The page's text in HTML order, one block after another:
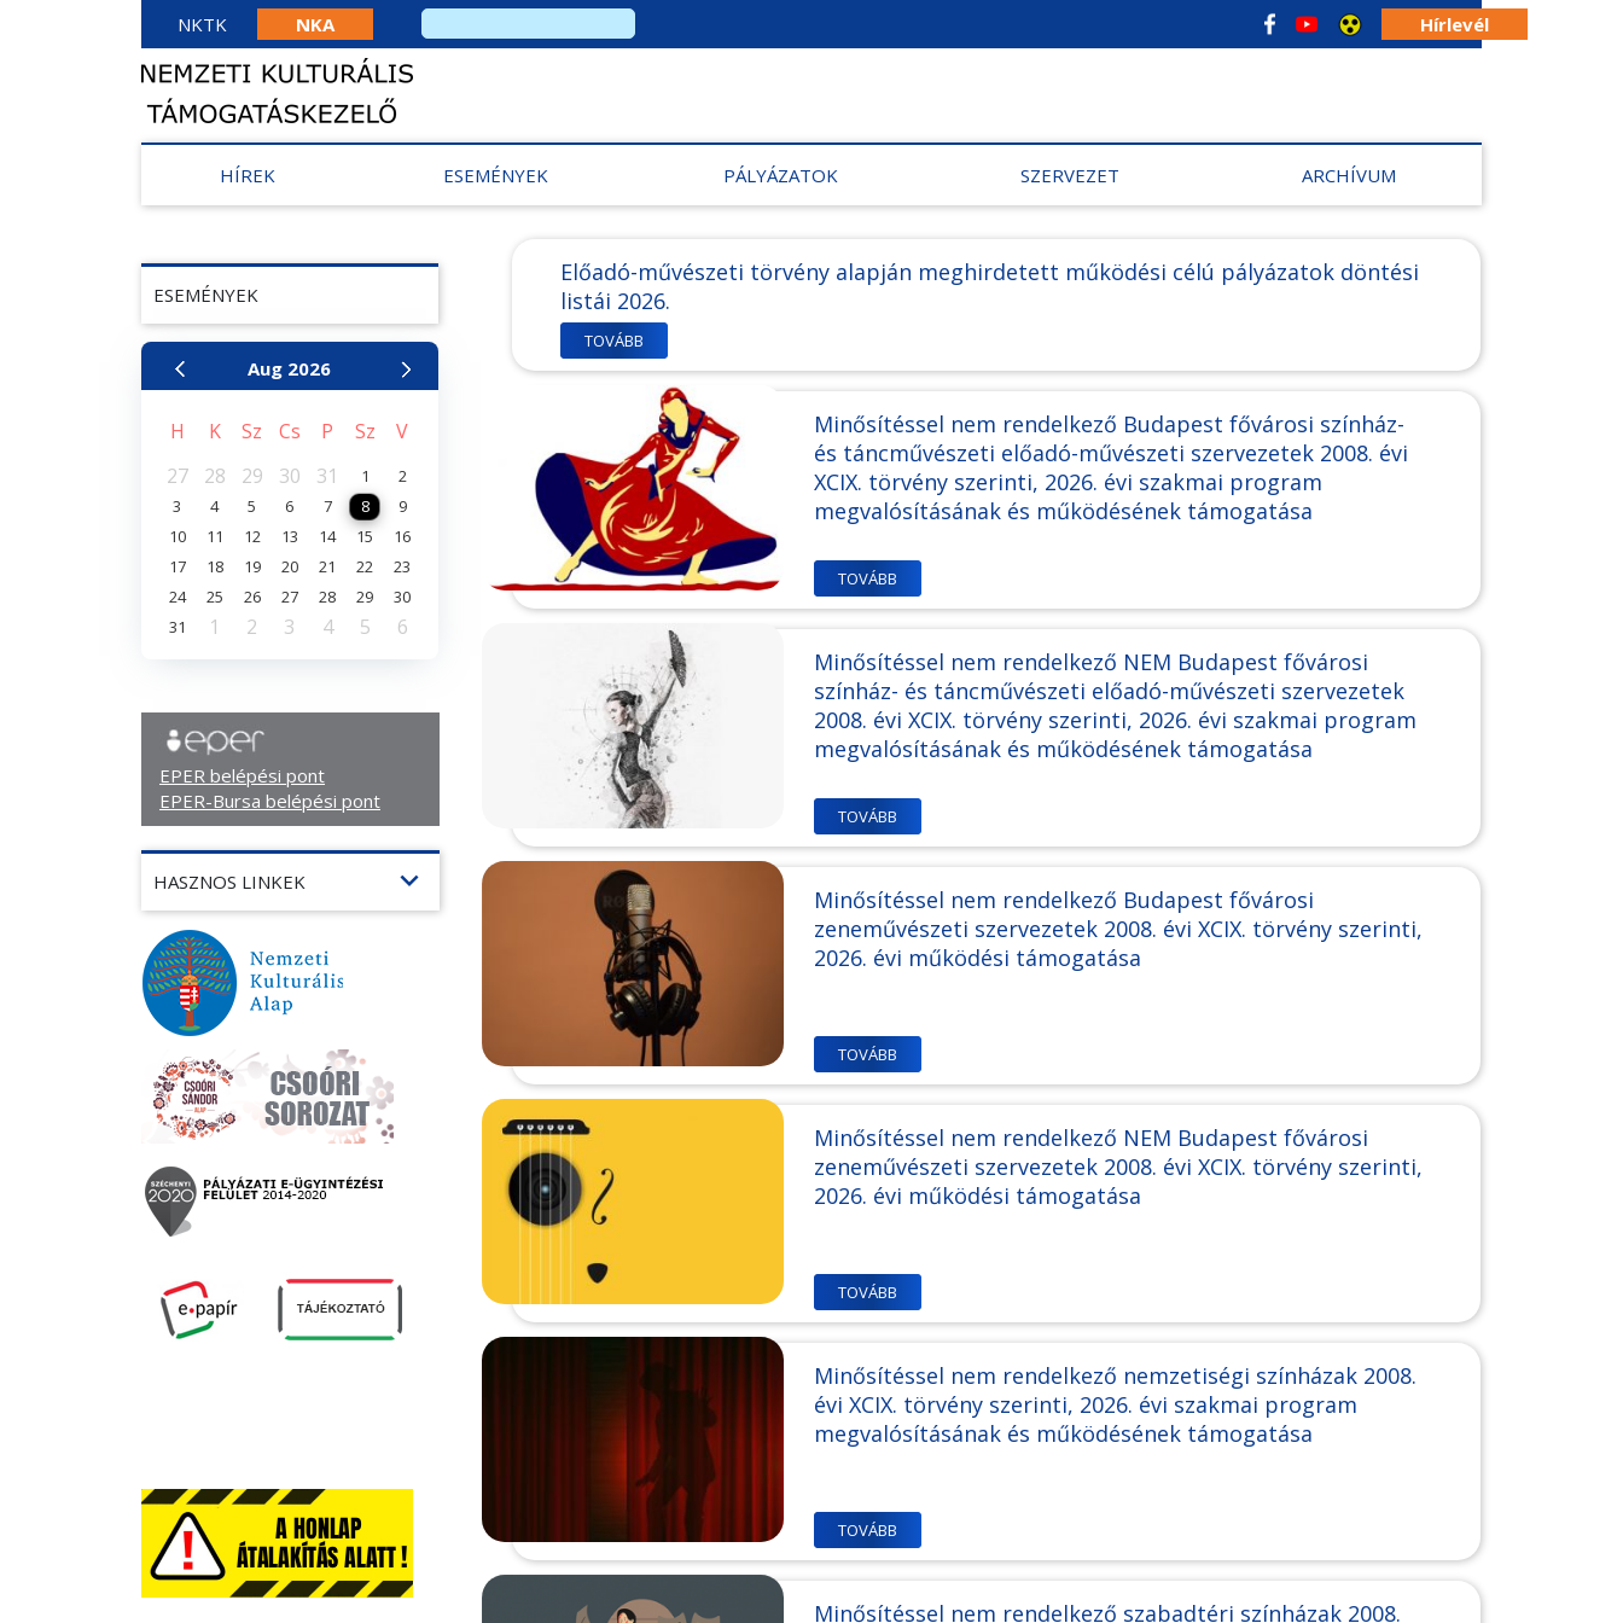
NKTK NKA Hírlevél
HÍREK ESEMÉNYEK PÁLYÁZATOK SZERVEZET ARCHÍVUM
ESEMÉNYEK
Aug 2026
H K Sz Cs P Sz
V
27
28 29 30 31 1
2
3
4 5 6 7 8
9
10
11 12 13 14 15
16
17
18 19 20 21 22
23
24
25 26 27 28 29
30
31
1 2 3 4 5 6
EPER belépési pont
EPER-Bursa belépési pont
HASZNOS LINKEK expand_more
Előadó-művészeti törvény alapján meghirdetett működési célú pályázatok döntési
listái 2026.
TOVÁBB
Minősítéssel nem rendelkező Budapest fővárosi színház-
és táncművészeti előadó-művészeti szervezetek 2008. évi
XCIX. törvény szerinti, 2026. évi szakmai program
megvalósításának és működésének támogatása
TOVÁBB
Minősítéssel nem rendelkező NEM Budapest fővárosi
színház- és táncművészeti előadó-művészeti szervezetek
2008. évi XCIX. törvény szerinti, 2026. évi szakmai program
megvalósításának és működésének támogatása
TOVÁBB
Minősítéssel nem rendelkező Budapest fővárosi
zeneművészeti szervezetek 2008. évi XCIX. törvény szerinti,
2026. évi működési támogatása
TOVÁBB
Minősítéssel nem rendelkező NEM Budapest fővárosi
zeneművészeti szervezetek 2008. évi XCIX. törvény szerinti,
2026. évi működési támogatása
TOVÁBB
Minősítéssel nem rendelkező nemzetiségi színházak 2008.
évi XCIX. törvény szerinti, 2026. évi szakmai program
megvalósításának és működésének támogatása
TOVÁBB
Minősítéssel nem rendelkező szabadtéri színházak 2008.